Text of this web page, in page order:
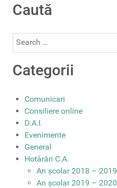
Caută
Search
Categorii
Comunicari
Consiliere online
D.A.I.
Evenimente
General
Hotărâri C.A.
An școlar 2018 – 2019
An școlar 2019 – 2020